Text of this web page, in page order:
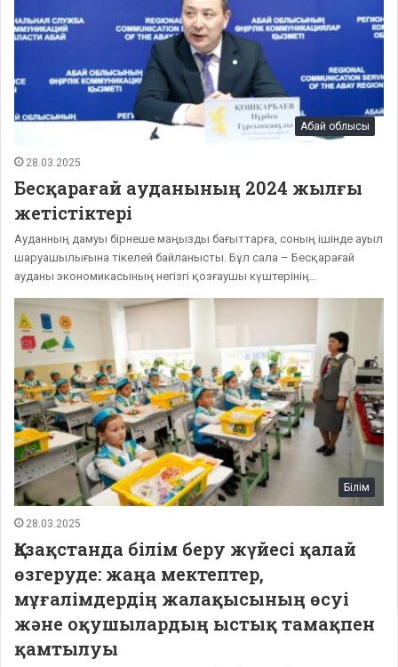
Абай облысы
28.03.2025
Бесқарағай ауданының 2024 жылғы
жетістіктері
Ауданның дамуы бірнеше маңызды бағыттарға, соның ішінде ауыл
шаруашылығына тікелей байланысты. Бұл сала – Бесқарағай
ауданы экономикасының негізгі қозғаушы күштерінің…
Білім
28.03.2025
Қазақстанда білім беру жүйесі қалай
өзгеруде: жаңа мектептер,
мұғалімдердің жалақысының өсуі
және оқушылардың ыстық тамақпен
қамтылуы